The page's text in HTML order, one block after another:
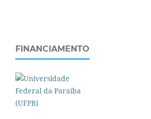
FINANCIAMENTO